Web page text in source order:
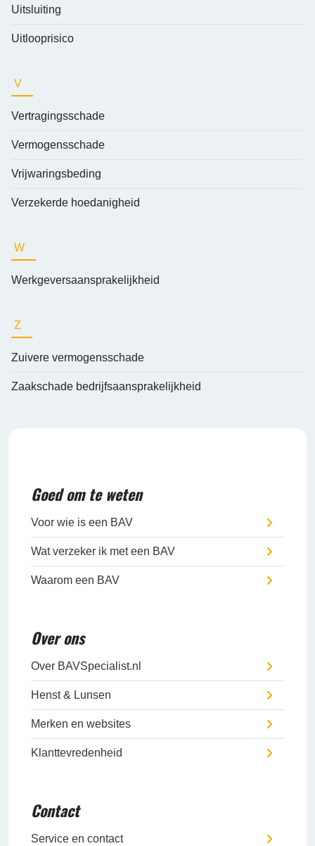
Uitsluiting
Uitlooprisico
V
Vertragingsschade
Vermogensschade
Vrijwaringsbeding
Verzekerde hoedanigheid
W
Werkgeversaansprakelijkheid
Z
Zuivere vermogensschade
Zaakschade bedrijfsaansprakelijkheid
Goed om te weten
Voor wie is een BAV
Wat verzeker ik met een BAV
Waarom een BAV
Over ons
Over BAVSpecialist.nl
Henst & Lunsen
Merken en websites
Klanttevredenheid
Contact
Service en contact